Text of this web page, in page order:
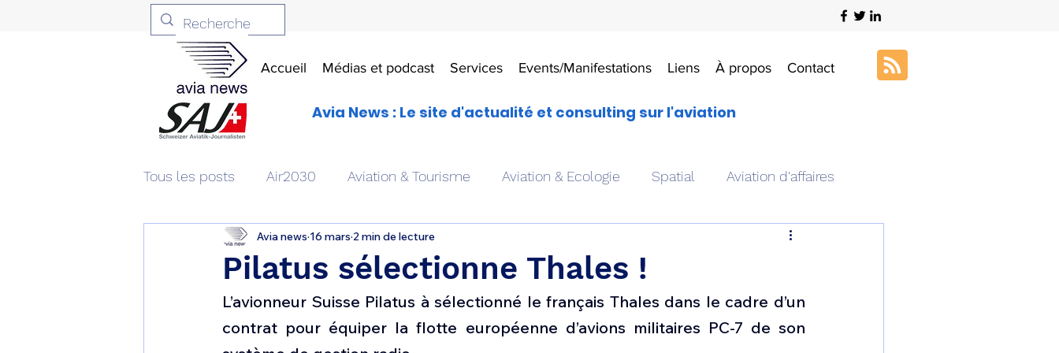
Accueil Médias et podcast Services Events/Manifestations Liens À propos Contact
Avia News : Le site d'actualité et consulting sur l'aviation
Tous les posts Air2030 Aviation & Tourisme Aviation & Ecologie Spatial Aviation d'affaires
Aviation & Défense Livres Drones aériens Art & Aviation
Patrimoine aéronautique Avionique & pilotage Avion expérimental Formation aéronautique
Pilatus sélectionne Thales !
Avia news 16 mars 2 min de lecture
L’avionneur Suisse Pilatus à sélectionné le français Thales dans le cadre d’un
contrat pour équiper la flotte européenne d’avions militaires PC-7 de son